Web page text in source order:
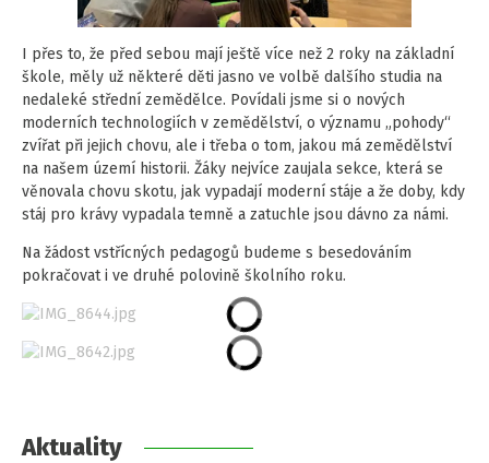
I přes to, že před sebou mají ještě více než 2 roky na základní
škole, měly už některé děti jasno ve volbě dalšího studia na
nedaleké střední zemědělce. Povídali jsme si o nových
moderních technologiích v zemědělství, o významu „pohody“
zvířat při jejich chovu, ale i třeba o tom, jakou má zemědělství
na našem území historii. Žáky nejvíce zaujala sekce, která se
věnovala chovu skotu, jak vypadají moderní stáje a že doby, kdy
stáj pro krávy vypadala temně a zatuchle jsou dávno za námi.
Na žádost vstřícných pedagogů budeme s besedováním
pokračovat i ve druhé polovině školního roku.
Aktuality